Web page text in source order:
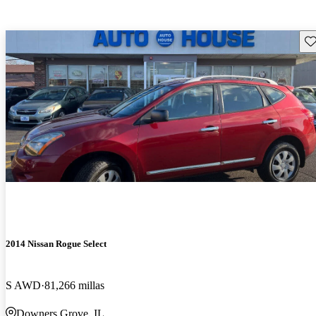
2014 Nissan Rogue Select
S AWD 81,266 millas